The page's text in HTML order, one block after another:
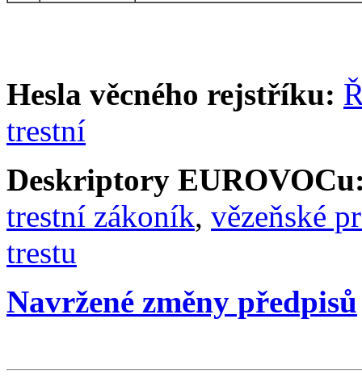
Hesla věcného rejstříku:
trestní
Deskriptory
trestní zákoník, vězeňské
trestu
Navržené změny předpisů